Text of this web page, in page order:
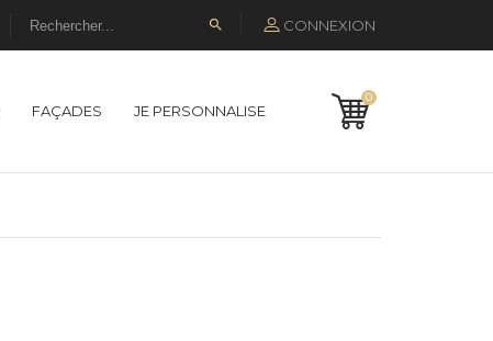
 CONNEXION
FAÇADES JE PERSONNALISE
0